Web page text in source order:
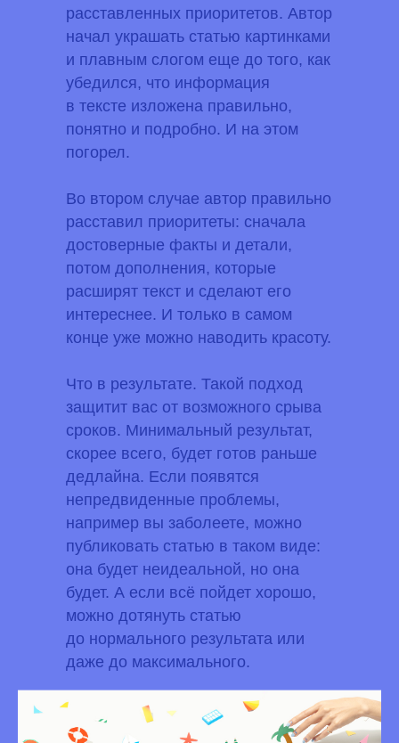
расставленных приоритетов. Автор
начал украшать статью картинками
и плавным слогом еще до того, как
убедился, что информация
в тексте изложена правильно,
понятно и подробно. И на этом
погорел.
Во втором случае автор правильно
расставил приоритеты: сначала
достоверные факты и детали,
потом дополнения, которые
расширят текст и сделают его
интереснее. И только в самом
конце уже можно наводить красоту.
Что в результате. Такой подход
защитит вас от возможного срыва
сроков. Минимальный результат,
скорее всего, будет готов раньше
дедлайна. Если появятся
непредвиденные проблемы,
например вы заболеете, можно
публиковать статью в таком виде:
она будет неидеальной, но она
будет. А если всё пойдет хорошо,
можно дотянуть статью
до нормального результата или
даже до максимального.
Совет 3: избегайте